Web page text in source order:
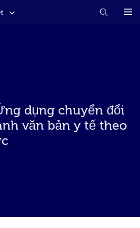
dụng chuyển đổi
văn bản y tế theo